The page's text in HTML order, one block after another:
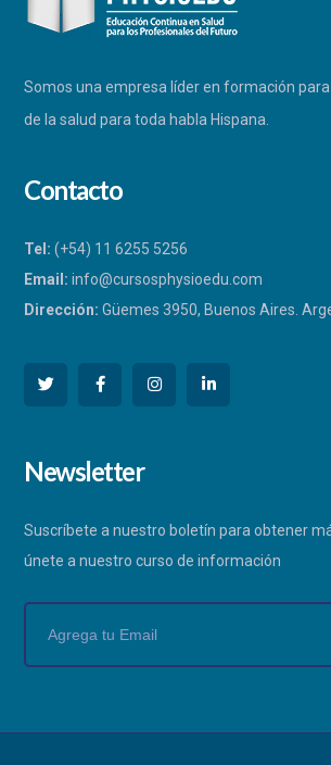
Somos una empresa líder en formación
de la salud para toda habla Hispana.
Respondemos a la brevedad
Contacto
Tel: (+54) 11 6255 5256
Email: info@cursosphysioedu.com
Dirección: Güemes 3950, Buenos Aires.
Newsletter
Suscríbete a nuestro boletín para obtener
únete a nuestro curso de información